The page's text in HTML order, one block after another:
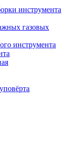
инструмента
газовых
инструмента